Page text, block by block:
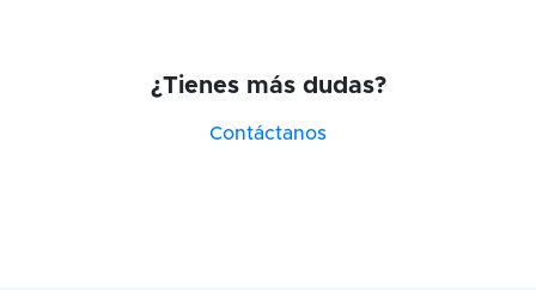
¿Tienes más dudas?
Contáctanos